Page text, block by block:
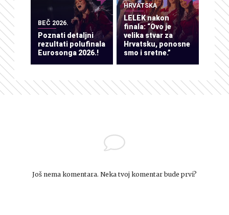
BEČ 2026.
Poznati detaljni
rezultati polufinala
Eurosonga 2026.!
HRVATSKA
LELEK nakon
finala: “Ovo je
velika stvar za
Hrvatsku, ponosne
smo i sretne.”
Još nema komentara. Neka tvoj komentar bude prvi?